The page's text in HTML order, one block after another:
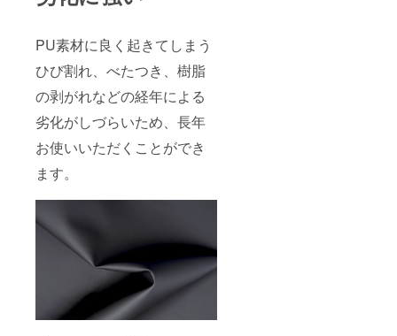
PU素材に良く起きてしまう
ひび割れ、べたつき、樹脂
の剥がれなどの経年による
劣化がしづらいため、長年
お使いいただくことができ
ます。